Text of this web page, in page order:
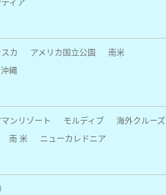
カ アメリカ国立公園
南米
沖縄
ンリゾート モルディブ
海外クルーズ
南 米 ニューカレドニア